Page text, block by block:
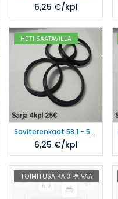
6,25 €/kpl
HETI SAATAVILLA
Soviterenkaat 58.1 - 56.6 mm
6,25 €/kpl
TOIMITUSAIKA 3 PÄIVÄÄ